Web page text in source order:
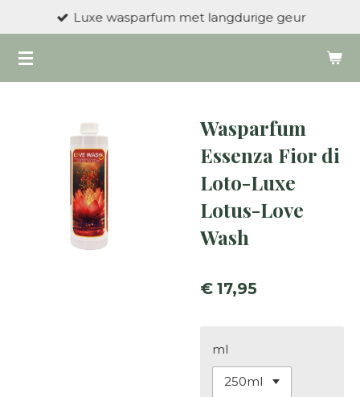
naar
de
Luxe wasparfum met langdurige geur
Wasparfum
Essenza Fior di
Loto-Luxe
Lotus-Love
Wash
€ 17,95
ml